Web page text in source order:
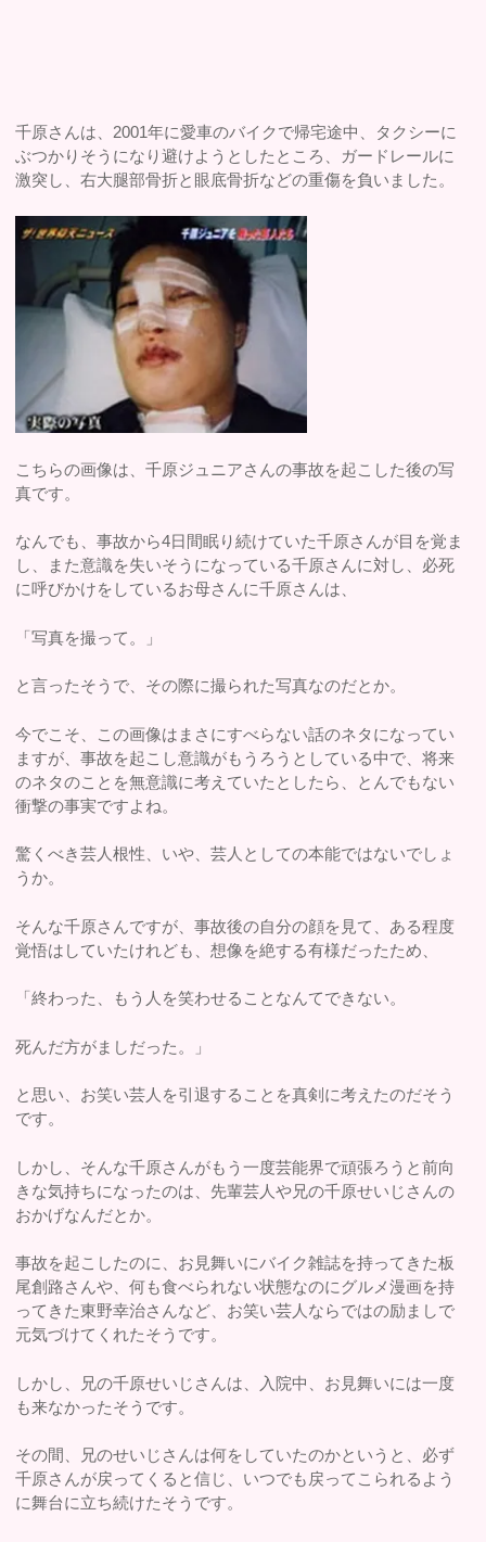
千原さんは、2001年に愛車のバイクで帰宅途中、タクシーに
ぶつかりそうになり避けようとしたところ、ガードレールに
激突し、右大腿部骨折と眼底骨折などの重傷を負いました。
こちらの画像は、千原ジュニアさんの事故を起こした後の写
真です。
なんでも、事故から4日間眠り続けていた千原さんが目を覚ま
し、また意識を失いそうになっている千原さんに対し、必死
に呼びかけをしているお母さんに千原さんは、
「写真を撮って。」
と言ったそうで、その際に撮られた写真なのだとか。
今でこそ、この画像はまさにすべらない話のネタになってい
ますが、事故を起こし意識がもうろうとしている中で、将来
のネタのことを無意識に考えていたとしたら、とんでもない
衝撃の事実ですよね。
驚くべき芸人根性、いや、芸人としての本能ではないでしょ
うか。
そんな千原さんですが、事故後の自分の顔を見て、ある程度
覚悟はしていたけれども、想像を絶する有様だったため、
「終わった、もう人を笑わせることなんてできない。
死んだ方がましだった。」
と思い、お笑い芸人を引退することを真剣に考えたのだそう
です。
しかし、そんな千原さんがもう一度芸能界で頑張ろうと前向
きな気持ちになったのは、先輩芸人や兄の千原せいじさんの
おかげなんだとか。
事故を起こしたのに、お見舞いにバイク雑誌を持ってきた板
尾創路さんや、何も食べられない状態なのにグルメ漫画を持
ってきた東野幸治さんなど、お笑い芸人ならではの励ましで
元気づけてくれたそうです。
しかし、兄の千原せいじさんは、入院中、お見舞いには一度
も来なかったそうです。
その間、兄のせいじさんは何をしていたのかというと、必ず
千原さんが戻ってくると信じ、いつでも戻ってこられるよう
に舞台に立ち続けたそうです。